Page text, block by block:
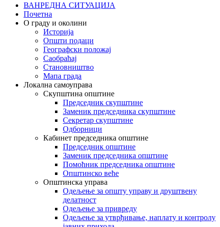
ВАНРЕДНА СИТУАЦИЈА
Почетна
О граду и околини
Историја
Општи подаци
Географски положај
Саобраћај
Становништво
Мапа града
Локална самоуправа
Скупштина општине
Председник скупштине
Заменик председника скупштине
Секретар скупштине
Одборници
Кабинет председника општине
Председник општине
Заменик председника општине
Помоћник председника општине
Општинско веће
Општинска управа
Одељење за општу управу и друштвену
делатност
Одељење за привреду
Одељење за утврђивање, наплату и контролу